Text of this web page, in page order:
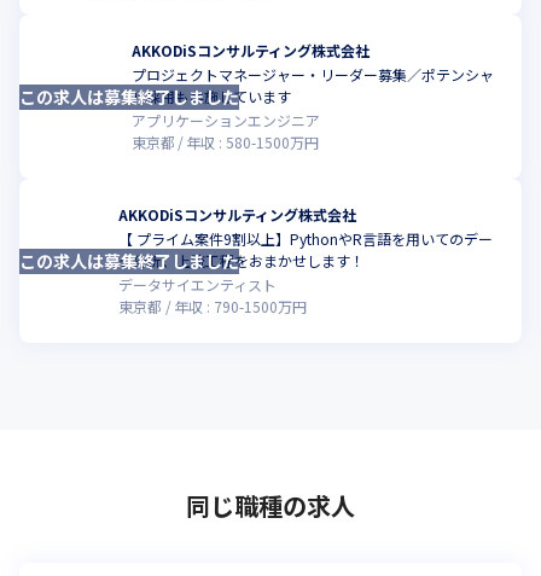
AKKODiSコンサルティング株式会社
プロジェクトマネージャー・リーダー募集／ポテンシャ
ル採用も実施しています
アプリケーションエンジニア
東京都
年収 :580-1500万円
この求人は募集終了しました
AKKODiSコンサルティング株式会社
【 プライム案件9割以上】PythonやR言語を用いてのデー
タ分析、上流工程をおまかせします！
データサイエンティスト
東京都
年収 : 790-1500万円
この求人は募集終了しました
同じ職種の求人